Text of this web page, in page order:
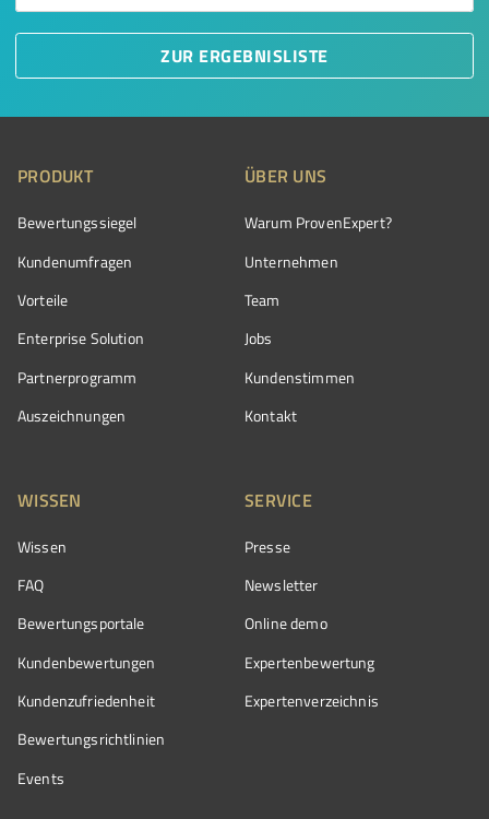
ZUR ERGEBNISLISTE
PRODUKT
Bewertungssiegel
Kundenumfragen
Vorteile
Enterprise Solution
Partnerprogramm
Auszeichnungen
ÜBER UNS
Warum ProvenExpert?
Unternehmen
Team
Jobs
Kundenstimmen
Kontakt
WISSEN
Wissen
FAQ
Bewertungsportale
Kundenbewertungen
Kundenzufriedenheit
Bewertungs­richtlinien
Events
SERVICE
Presse
Newsletter
Online demo
Expertenbewertung
Expertenverzeichnis